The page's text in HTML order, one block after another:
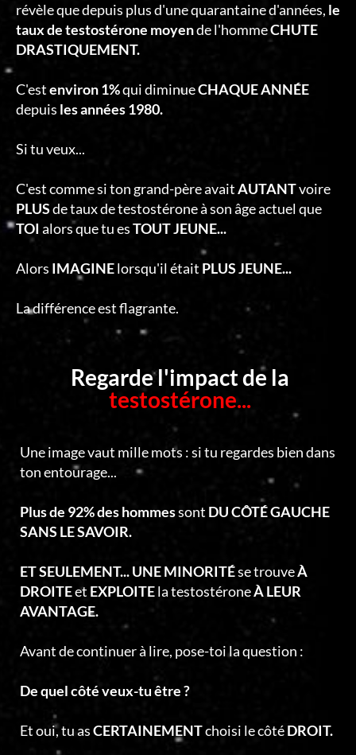
révèle que depuis plus d'une quarantaine d'années, le
taux de testostérone moyende l'hommeCHUTE
DRASTIQUEMENT.
C'estenviron 1%qui diminueCHAQUE ANNÉE
depuis les années 1980.
Si tu veux...
C'est comme si ton grand-père avaitAUTANTvoire
PLUSde taux de testostérone à son âge actuel que
TOI alors que tu esTOUT JEUNE...
Alors IMAGINElorsqu'il était PLUS JEUNE...
La différence est flagrante.
Regarde l'impact de la
testostérone...
Une image vaut mille mots : si tu regardes bien dans
ton entourage...
Plus de 92% des hommessont DU CÔTÉ GAUCHE
SANS LE SAVOIR.
ET SEULEMENT... UNE MINORITÉse trouveÀ
DROITEet EXPLOITEla testostéroneÀ LEUR
AVANTAGE.
Avant de continuer à lire, pose-toi la question :
De quel côté veux-tu être ?
Et oui, tu asCERTAINEMENTchoisi le côtéDROIT.